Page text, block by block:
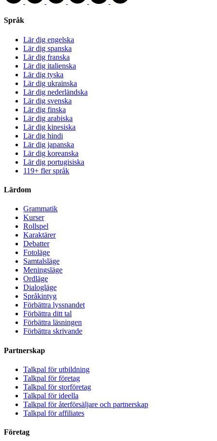
Språk
Lär dig engelska
Lär dig spanska
Lär dig franska
Lär dig italienska
Lär dig tyska
Lär dig ukrainska
Lär dig nederländska
Lär dig svenska
Lär dig finska
Lär dig arabiska
Lär dig kinesiska
Lär dig hindi
Lär dig japanska
Lär dig koreanska
Lär dig portugisiska
119+ fler språk
Lärdom
Grammatik
Kurser
Rollspel
Karaktärer
Debatter
Fotoläge
Samtalsläge
Meningsläge
Ordläge
Dialogläge
Språkintyg
Förbättra lyssnandet
Förbättra ditt tal
Förbättra läsningen
Förbättra skrivande
Partnerskap
Talkpal för utbildning
Talkpal för företag
Talkpal för storföretag
Talkpal för ideella
Talkpal för återförsäljare och partnerskap
Talkpal för affiliates
Företag